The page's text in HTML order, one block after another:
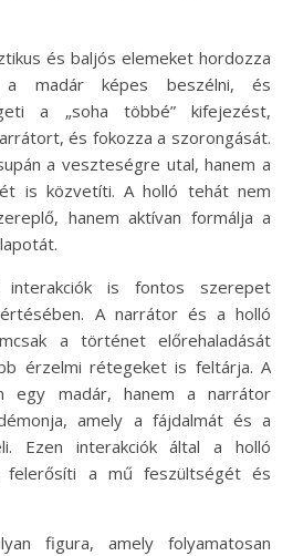
és baljós elemeket hordozza
a madár képes beszélni, és
a „soha többé” kifejezést,
és fokozza a szorongását.
a veszteségre utal, hanem a
is közvetíti. A holló tehát nem
hanem aktívan formálja a
is fontos szerepet
A narrátor és a holló
a történet előrehaladását
érzelmi rétegeket is feltárja. A
egy madár, hanem a narrátor
amely a fájdalmát és a
Ezen interakciók által a holló
felerősíti a mű feszültségét és
figura, amely folyamatosan